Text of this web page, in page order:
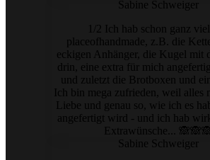
Sabine Schweiger
1/2 Ich hab schon ganz
placeofhandmade, z.B. die
eckigen Anhänger, die Kugel mit
drin, eine extra für mich
und zuletzt die Brotboxen und
Ich bin mega zufrieden, weil alles
Liebe und genau so, wie ich es
angefertigt wird - und ich hab
Extrawünsche...
Sabine Schweiger